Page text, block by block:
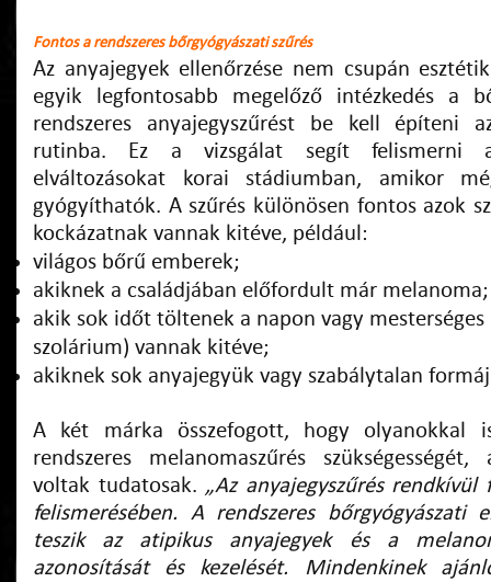
Fontos a rendszeres bőrgyógyászati szűrés
Az anyajegyek ellenőrzése nem csupán
egyik legfontosabb megelőző intézkedés a
rendszeres anyajegyszűrést be kell építeni az
rutinba. Ez a vizsgálat segít felismerni
elváltozásokat korai stádiumban, amikor
gyógyíthatók. A szűrés különösen fontos azok
kockázatnak vannak kitéve, például:
világos bőrű emberek;
akiknek a családjában előfordult már melanoma;
akik sok időt töltenek a napon vagy mesterséges
szolárium) vannak kitéve;
akiknek sok anyajegyük vagy szabálytalan
A két márka összefogott, hogy olyanokkal
rendszeres melanomaszűrés
voltak tudatosak. „Az anyajegyszűrés
felismerésében. A rendszeres bőrgyógyászati
teszik az atipikus anyajegyek és a
azonosítását és kezelését. Mindenkinek